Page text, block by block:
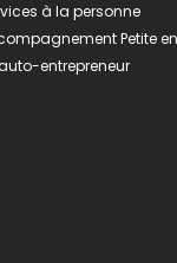
à la personne
Petite
entrepreneur